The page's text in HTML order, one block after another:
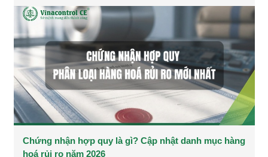
Chứng nhận hợp quy là gì? Cập nhật danh mục hàng
hoá rủi ro năm 2026